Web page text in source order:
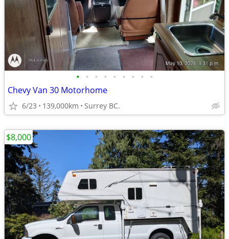
• • • • • • • • •
Chevy Van 30 Motorhome
6/23 139,000km Surrey BC.
$8,000